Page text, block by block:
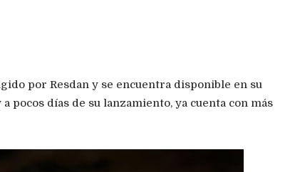
por Resdan y se encuentra disponible en su
pocos días de su lanzamiento, ya cuenta con más